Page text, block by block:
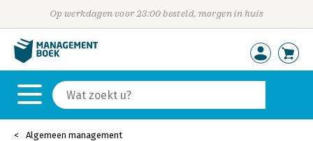
Op werkdagen voor 23:00 besteld, morgen in huis
Algemeen management